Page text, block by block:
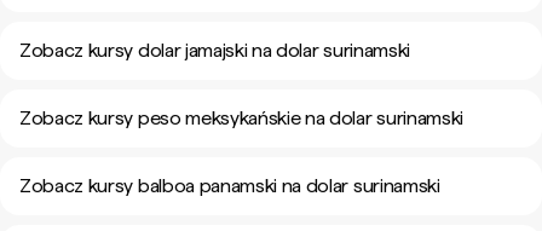
Zobacz kursy dolar jamajski na dolar surinamski
Zobacz kursy peso meksykańskie na dolar surinamski
Zobacz kursy balboa panamski na dolar surinamski